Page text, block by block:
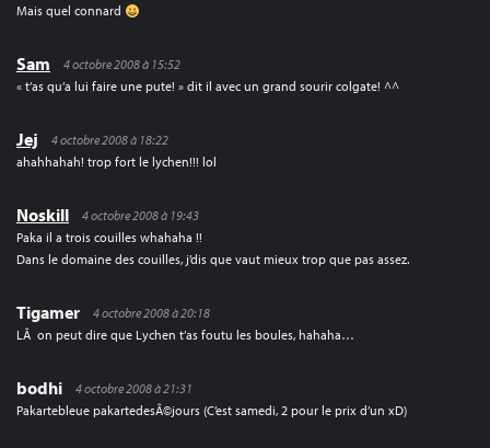
Mais quel connard
Sam
4 octobre 2008 à 15:52
« t’as qu’a lui faire une pute! » dit il avec un grand sourir colgate! ^^
Jej
4 octobre 2008 à 18:22
ahahhahah! trop fort le lychen!!! lol
Noskill
4 octobre 2008 à 19:43
Paka il a trois couilles whahaha !!
Dans le domaine des couilles, j’dis que vaut mieux trop que pas assez.
Tigamer
4 octobre 2008 à 20:18
LÃ on peut dire que Lychen t’as foutu les boules, hahaha…
bodhi
4 octobre 2008 à 21:31
Pakartebleue pakartedesÃ©jours (C’est samedi, 2 pour le prix d’un xD)